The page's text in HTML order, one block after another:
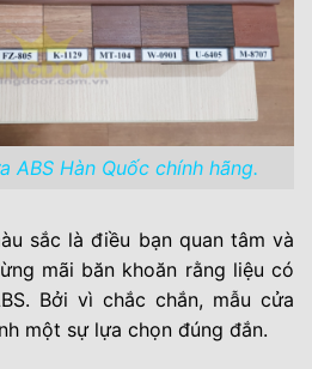
ABS Hàn Quốc chính hãng.
sắc là điều bạn quan tâm và
mãi băn khoăn rằng liệu có
Bởi vì chắc chắn, mẫu cửa
một sự lựa chọn đúng đắn.